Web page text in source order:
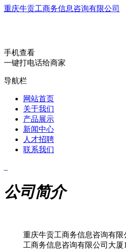
重庆牛贡工商务信息咨询有限公司
手机查看
一键打电话给商家
导航栏
网站首页
关于我们
产品展示
新闻中心
人才招聘
联系我们
公司简介
重庆牛贡工商务信息咨询有
工商务信息咨询有限公司大厦